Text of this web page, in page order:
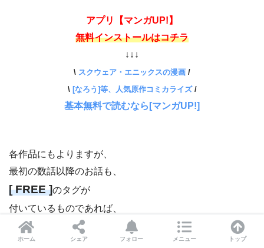
アプリ【マンガUP!】
無料インストールはコチラ
↓↓↓
\ スクウェア・エニックスの漫画 /
\ [なろう]等、人気原作コミカライズ/
基本無料で読むなら[マンガUP!]
各作品にもよりますが、
最初の数話以降のお話も、
[ FREE ]のタグが
付いているものであれば、
ポイントやコインを
消費せずに読む事が出来るので、
ホーム シェア フォロー メニュー トップ